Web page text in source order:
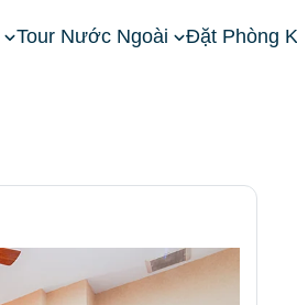
Tour Nước Ngoài Đặt Phòng